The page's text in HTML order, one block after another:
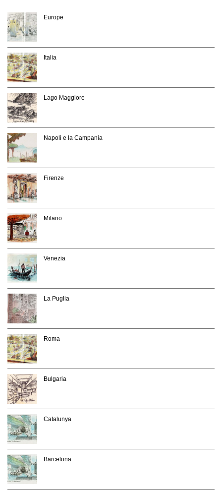
Europe
Italia
Lago Maggiore
Napoli e la Campania
Firenze
Milano
Venezia
La Puglia
Roma
Bulgaria
Catalunya
Barcelona